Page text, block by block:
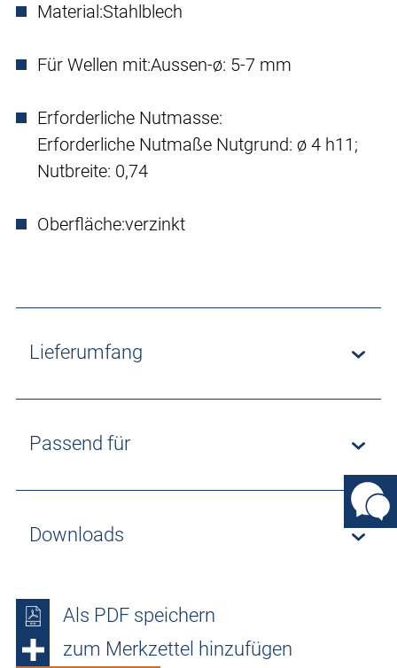
Material:Stahlblech
Für Wellen mit:Aussen-ø: 5-7 mm
Erforderliche Nutmasse:
Erforderliche Nutmaße Nutgrund: ø 4 h11;
Nutbreite: 0,74
Oberfläche:verzinkt
Lieferumfang
Passend für
Downloads
Als PDF speichern
zum Merkzettel hinzufügen